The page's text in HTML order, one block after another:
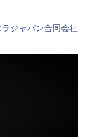
ジャパン合同会社